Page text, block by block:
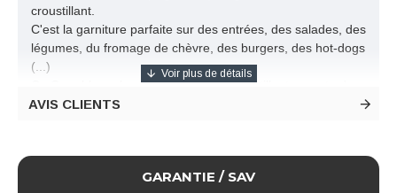
croustillant.
C'est la garniture parfaite sur des entrées, des salades, des
légumes, du fromage de chèvre, des burgers, des hot-dogs
(...)
Ce Crumble au bon goût de bacon croustillant apporte de
la texture à vos plats et peut être utilisé comme finition ou
Composition
Boulgour [BLÉ], crumble de pain [farine de BLÉ, dextrose,
AVIS CLIENTS
GARANTIE / SAV